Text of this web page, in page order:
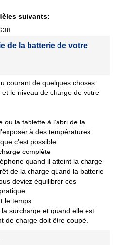
suivants:
de la batterie de votre
courant de quelques choses
le niveau de charge de votre
ou la tablette à l’abri de la
à des températures
c’est possible.
complète
quand il atteint la charge
de la charge quand la batterie
deviez équilibrer ces
le temps
surcharge et quand elle est
de charge doit être coupé.